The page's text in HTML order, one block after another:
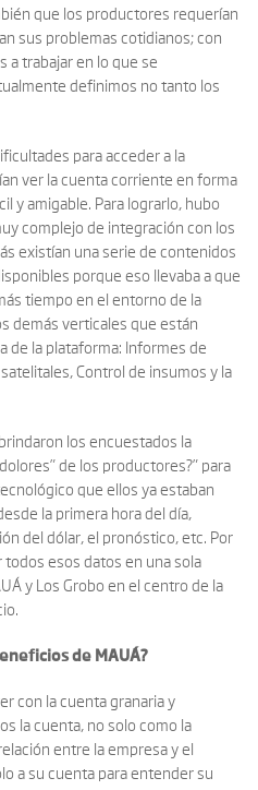
que los productores requerían
sus problemas cotidianos; con
a trabajar en lo que se
definimos no tanto los
para acceder a la
ver la cuenta corriente en forma
y amigable. Para lograrlo, hubo
complejo de integración con los
existían una serie de contenidos
porque eso llevaba a que
tiempo en el entorno de la
demás verticales que están
de la plataforma: Informes de
Control de insumos y la
los encuestados la
de los productores?” para
que ellos ya estaban
la primera hora del día,
del dólar, el pronóstico, etc. Por
esos datos en una sola
y Los Grobo en el centro de la
de MAUÁ?
con la cuenta granaria y
la cuenta, no solo como la
entre la empresa y el
a su cuenta para entender su